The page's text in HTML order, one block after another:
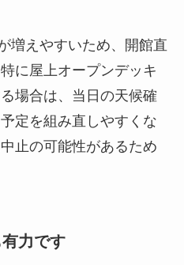
増えやすいため、開館直
に屋上オープンデッキ
場合は、当日の天候確
定を組み直しやすくな
止の可能性があるため
力です